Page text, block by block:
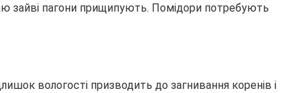
зайві пагони прищипують. Помідори потребують
вологості призводить до загнивання коренів і